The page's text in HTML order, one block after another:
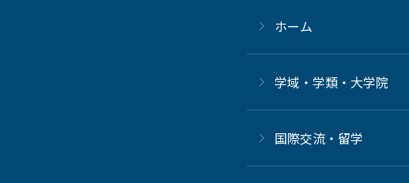
ホーム
学域・学類・大学院
国際交流・留学